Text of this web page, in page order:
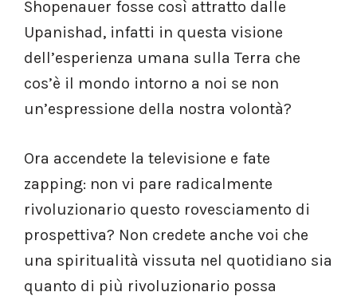
Shopenauer fosse così attratto dalle
Upanishad, infatti in questa visione
dell’esperienza umana sulla Terra che
cos’è il mondo intorno a noi se non
un’espressione della nostra volontà?
Ora accendete la televisione e fate
zapping: non vi pare radicalmente
rivoluzionario questo rovesciamento di
prospettiva? Non credete anche voi che
una spiritualità vissuta nel quotidiano sia
quanto di più rivoluzionario possa